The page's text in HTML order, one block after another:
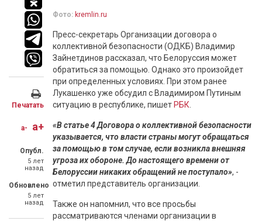
Печатать
a- a+
Опубл.
5 лет
назад
Обновлено
5 лет
назад
Фото: kremlin.ru
Пресс-секретарь Организации договора о
коллективной безопасности (ОДКБ) Владимир
Зайнетдинов рассказал, что Белоруссия может
обратиться за помощью. Однако это произойдет
при определенных условиях. При этом ранее
Лукашенко уже обсудил с Владимиром Путиным
ситуацию в республике, пишет РБК
«В статье 4 Договора о коллективной безопасности
указывается, что власти страны могут обращаться
за помощью в том случае, если возникла внешняя
угроза их обороне. До настоящего времени от
Белоруссии никаких обращений не поступало», -
отметил представитель организации.
Также он напомнил, что все просьбы
рассматриваются членами организации в